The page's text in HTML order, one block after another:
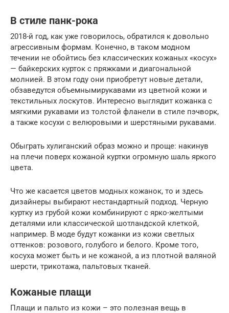
В стиле панк-рока
2018-й год, как уже говорилось, обратился к довольно
агрессивным формам. Конечно, в таком модном
течении не обойтись без классических кожаных «косух»
— байкерских курток с пряжками и диагональной
молнией. В этом году они приобретут новые детали,
обзаведутся объемнымирукавами из цветной кожи и
текстильных лоскутов. Интересно выглядит кожанка с
мягкими рукавами из толстой фланели в стиле пэчворк,
а также косухи с велюровыми и шерстяными рукавами.
Обыграть хулиганский образ можно и проще: накинув
на плечи поверх кожаной куртки огромную шаль яркого
цвета.
Что же касается цветов модных кожанок, то и здесь
дизайнеры выбирают нестандартный подход. Черную
куртку из грубой кожи комбинируют с ярко-желтыми
деталями или классической шотландской клеткой,
например. В моде будут кожанки из кожи светлых
оттенков: розового, голубого и белого. Кроме того,
косуха может быть и не кожаной, а из плотной валяной
шерсти, трикотажа, пальтовых тканей.
Кожаные плащи
Плащи и пальто из кожи – это полезная вещь в